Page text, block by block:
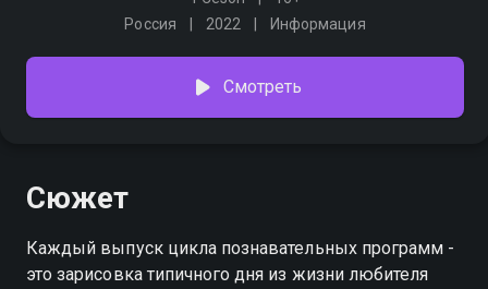
Россия
2022 Информация
Смотреть
Сюжет
Каждый выпуск цикла познавательных программ -
это зарисовка типичного дня из жизни любителя